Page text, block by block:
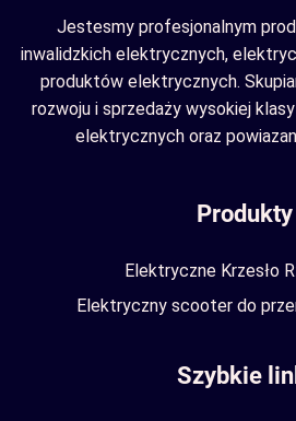
Jestesmy profesjonalnym
inwalidzkich elektrycznych,
produktów elektrycznych.
rozwoju i sprzedaży wysokiej
elektrycznych oraz
Produkty
Elektryczne Krzesło
Elektryczny scooter do
Szybkie